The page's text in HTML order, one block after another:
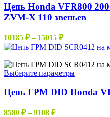
имеет
вариаций.
выбрать
странице
товара.
Цепь Honda VFR800
ZVM-X 110 звеньев
10185 ₽ – 15015 ₽Диапазон
цен:
–
15015 ₽
Выберите параметрыЭтот
имеет
несколько
Цепь ГРМ DID Honda
8580 ₽ – 9108 ₽Диапазон